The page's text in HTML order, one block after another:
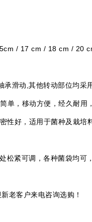
/ 17 cm / 18 cm / 20
滑动,其他转动部位均采
，移动方便，经久耐用
性好，适用于菌种及栽培
紧可调，各种菌袋均可
老客户来电咨询选购！